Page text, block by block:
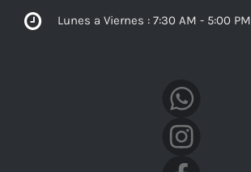
Lunes a Viernes : 7:30 AM - 5:00 PM